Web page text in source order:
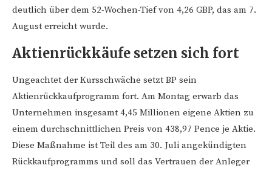
deutlich über dem 52-Wochen-Tief von 4,26 GBP, das am 7.
August erreicht wurde.
Aktienrückkäufe setzen sich fort
Ungeachtet der Kursschwäche setzt BP sein
Aktienrückkaufprogramm fort. Am Montag erwarb das
Unternehmen insgesamt 4,45 Millionen eigene Aktien zu
einem durchschnittlichen Preis von 438,97 Pence je Aktie.
Diese Maßnahme ist Teil des am 30. Juli angekündigten
Rückkaufprogramms und soll das Vertrauen der Anleger